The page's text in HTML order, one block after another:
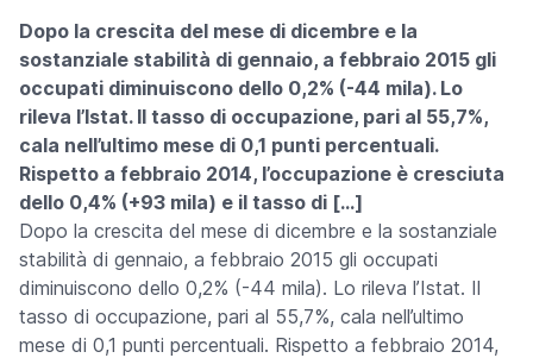
Dopo la crescita del mese di dicembre e la
sostanziale stabilità di gennaio, a febbraio 2015 gli
occupati diminuiscono dello 0,2% (-44 mila). Lo
rileva l’Istat. Il tasso di occupazione, pari al 55,7%,
cala nell’ultimo mese di 0,1 punti percentuali.
Rispetto a febbraio 2014, l’occupazione è cresciuta
dello 0,4% (+93 mila) e il tasso di […]
Dopo la crescita del mese di dicembre e la sostanziale
stabilità di gennaio, a febbraio 2015 gli occupati
diminuiscono dello 0,2% (-44 mila). Lo rileva l’Istat. Il
tasso di occupazione, pari al 55,7%, cala nell’ultimo
mese di 0,1 punti percentuali. Rispetto a febbraio 2014,